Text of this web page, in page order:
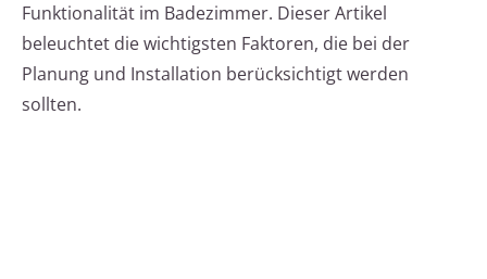
Funktionalität im Badezimmer. Dieser Artikel
beleuchtet die wichtigsten Faktoren, die bei der
Planung und Installation berücksichtigt werden
sollten.